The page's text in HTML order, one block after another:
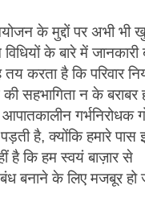
के मुद्दों पर अभी
विधियों के बारे में
तय करता है कि परिवार
सहभागिता न के बराबर
गर्भनिरोधक
है, क्योंकि हमारे
है कि हम स्वयं बाज़ार से
बनाने के लिए मजबूर हो